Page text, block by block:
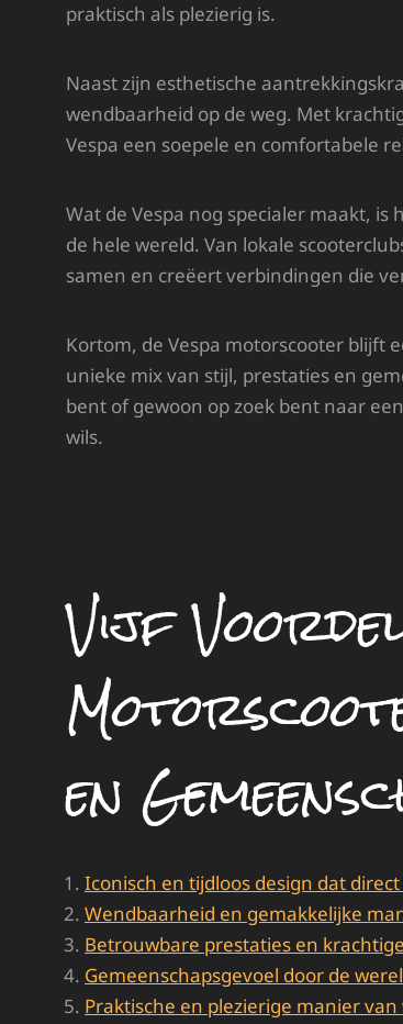
praktisch als plezierig is.
Naast zijn esthetische
wendbaarheid op de weg. Met
Vespa een soepele en comfortabele
Wat de Vespa nog specialer maakt,
de hele wereld. Van lokale
samen en creëert verbindingen die
Kortom, de Vespa motorscooter blijft
unieke mix van stijl, prestaties en
bent of gewoon op zoek bent naar
wils.
Vijf
en
Iconisch en tijdloos design dat
Wendbaarheid en gemakkelijke
Betrouwbare prestaties en
Gemeenschapsgevoel door de
Praktische en plezierige manier